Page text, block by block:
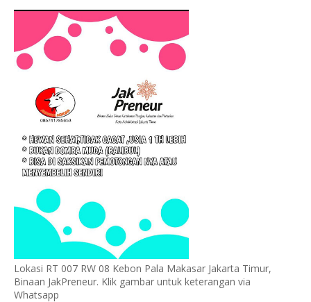
Lokasi RT 007 RW 08 Kebon Pala Makasar Jakarta Timur,
Binaan JakPreneur. Klik gambar untuk keterangan via
Whatsapp